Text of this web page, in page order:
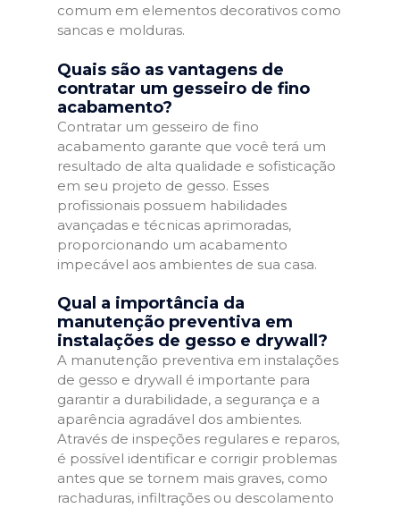
comum em elementos decorativos como
sancas e molduras.
Quais são as vantagens de
contratar um gesseiro de fino
acabamento?
Contratar um gesseiro de fino
acabamento garante que você terá um
resultado de alta qualidade e sofisticação
em seu projeto de gesso. Esses
profissionais possuem habilidades
avançadas e técnicas aprimoradas,
proporcionando um acabamento
impecável aos ambientes de sua casa.
Qual a importância da
manutenção preventiva em
instalações de gesso e drywall?
A manutenção preventiva em instalações
de gesso e drywall é importante para
garantir a durabilidade, a segurança e a
aparência agradável dos ambientes.
Através de inspeções regulares e reparos,
é possível identificar e corrigir problemas
antes que se tornem mais graves, como
rachaduras, infiltrações ou descolamento